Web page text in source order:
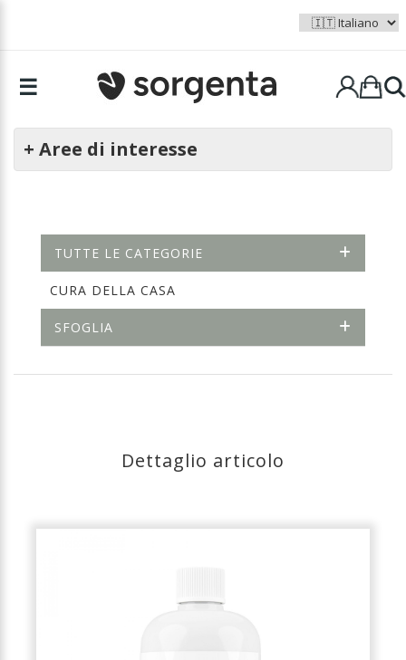
☰
+ Aree di interesse
TUTTE LE CATEGORIE
CURA DELLA CASA
SFOGLIA
Dettaglio articolo